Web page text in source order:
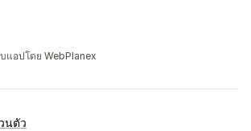
แอปโดย WebPlanex
นตัว